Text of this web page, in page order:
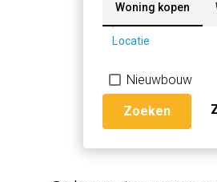
Woning kopen
Locatie
Nieuwbouw
Zoeken